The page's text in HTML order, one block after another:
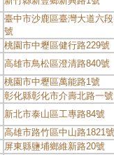
臺中市沙鹿區臺灣大道六
號
桃園市中壢區健行路229號
高雄市鳥松區澄清路840號
桃園市中壢區萬能路1號
彰化縣彰化市介壽北路一號
新北市泰山區工專路84號
高雄市路竹區中山路1821號
屏東縣鹽埔鄉維新路20號